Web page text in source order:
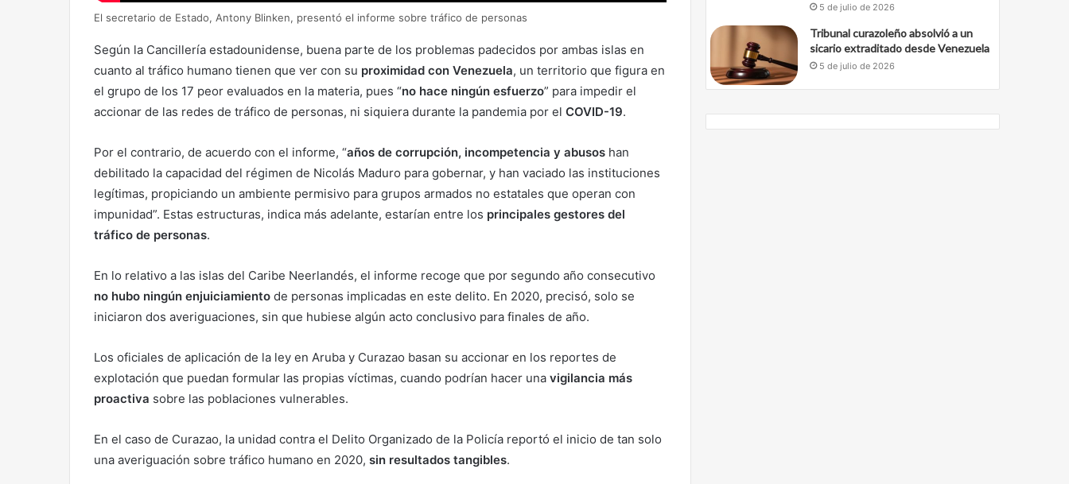
El secretario de Estado, Antony Blinken, presentó el informe sobre tráfico de personas
Según la Cancillería estadounidense, buena parte de los problemas padecidos por ambas islas en
cuanto al tráfico humano tienen que ver con su proximidad con Venezuela, un territorio que figura en
el grupo de los 17 peor evaluados en la materia, pues “no hace ningún esfuerzo” para impedir el
accionar de las redes de tráfico de personas, ni siquiera durante la pandemia por el COVID-19.
Por el contrario, de acuerdo con el informe, “años de corrupción, incompetencia y abusos han
debilitado la capacidad del régimen de Nicolás Maduro para gobernar, y han vaciado las instituciones
legítimas, propiciando un ambiente permisivo para grupos armados no estatales que operan con
impunidad”. Estas estructuras, indica más adelante, estarían entre los principales gestores del
tráfico de personas.
En lo relativo a las islas del Caribe Neerlandés, el informe recoge que por segundo año consecutivo
no hubo ningún enjuiciamiento de personas implicadas en este delito. En 2020, precisó, solo se
iniciaron dos averiguaciones, sin que hubiese algún acto conclusivo para finales de año.
Los oficiales de aplicación de la ley en Aruba y Curazao basan su accionar en los reportes de
explotación que puedan formular las propias víctimas, cuando podrían hacer una vigilancia más
proactiva sobre las poblaciones vulnerables.
En el caso de Curazao, la unidad contra el Delito Organizado de la Policía reportó el inicio de tan solo
una averiguación sobre tráfico humano en 2020, sin resultados tangibles.
5 de julio de 2026
Tribunal curazoleño absolvió a un
sicario extraditado desde Venezuela
5 de julio de 2026